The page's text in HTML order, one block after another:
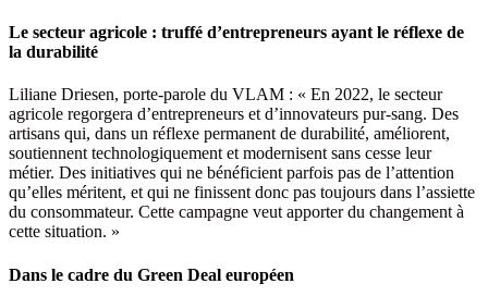
Le secteur agricole : truffé d’entrepreneurs ayant le réflexe de
la durabilité
Liliane Driesen, porte-parole du VLAM : « En 2022, le secteur
agricole regorgera d’entrepreneurs et d’innovateurs pur-sang. Des
artisans qui, dans un réflexe permanent de durabilité, améliorent,
soutiennent technologiquement et modernisent sans cesse leur
métier. Des initiatives qui ne bénéficient parfois pas de l’attention
qu’elles méritent, et qui ne finissent donc pas toujours dans l’assiette
du consommateur. Cette campagne veut apporter du changement à
cette situation. »
Dans le cadre du Green Deal européen